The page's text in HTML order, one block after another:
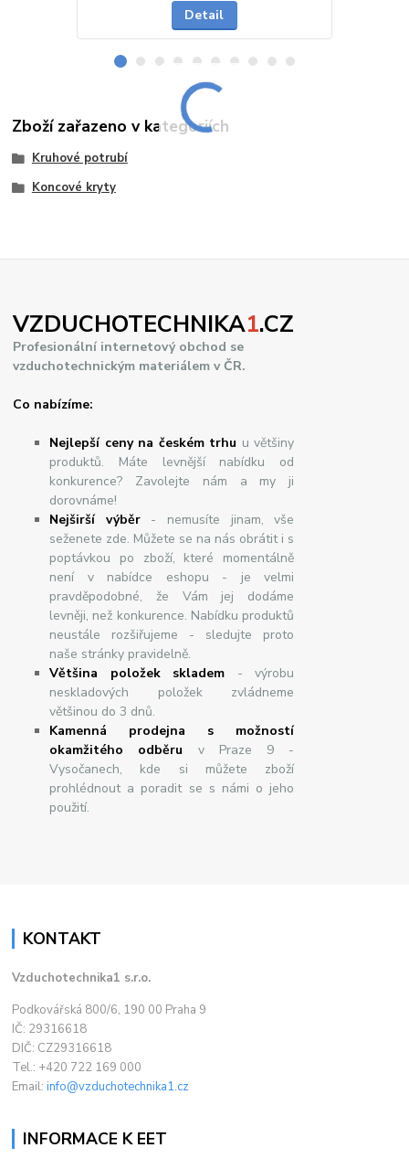
Detail
Zboží zařazeno v kategoriích
Kruhové potrubí
Koncové kryty
VZDUCHOTECHNIKA1.CZ
Profesionální internetový obchod se
vzduchotechnickým materiálem v ČR.
Co nabízíme:
Nejlepší ceny na českém trhu u většiny
produktů. Máte levnější nabídku od
konkurence? Zavolejte nám a my ji
dorovnáme!
Nejširšívýběr- nemusíte jinam, vše
seženete zde. Můžete se na nás obrátit i s
poptávkou po zboží, které momentálně
není v nabídce eshopu - je velmi
pravděpodobné, že Vám jej dodáme
levněji, než konkurence. Nabídku produktů
neustále rozšiřujeme - sledujte proto
naše stránky pravidelně.
Většina položek skladem - výrobu
neskladových položek zvládneme
většinou do 3 dnů.
Kamenná prodejna s možností
okamžitého odběru v Praze 9 -
Vysočanech, kde si můžete zboží
prohlédnout a poradit se s námi o jeho
použití.
KONTAKT
Vzduchotechnika1 s.r.o.
Podkovářská 800/6, 190 00 Praha 9
IČ: 29316618
DIČ: CZ29316618
Tel.: +420 722 169 000
Email:info@vzduchotechnika1.cz
INFORMACE K EET